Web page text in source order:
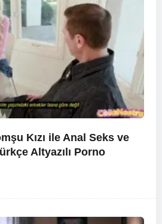
Kızı ile Anal Seks ve
Altyazılı Porno